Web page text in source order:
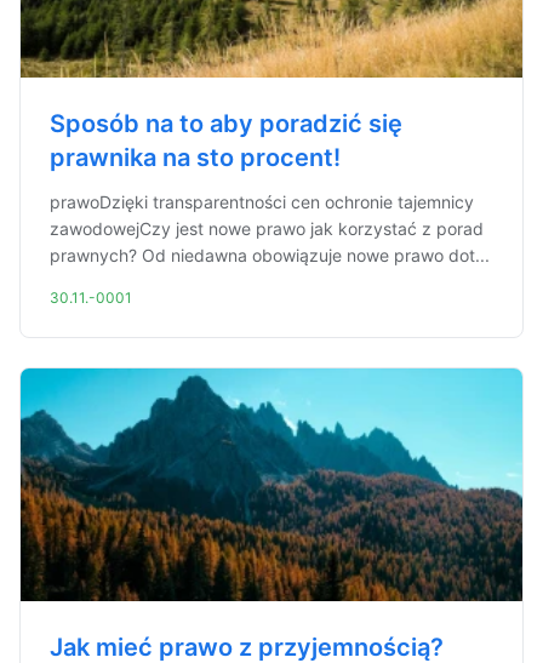
Sposób na to aby poradzić się
prawnika na sto procent!
prawoDzięki transparentności cen ochronie tajemnicy
zawodowejCzy jest nowe prawo jak korzystać z porad
prawnych? Od niedawna obowiązuje nowe prawo dot...
30.11.-0001
Jak mieć prawo z przyjemnością?